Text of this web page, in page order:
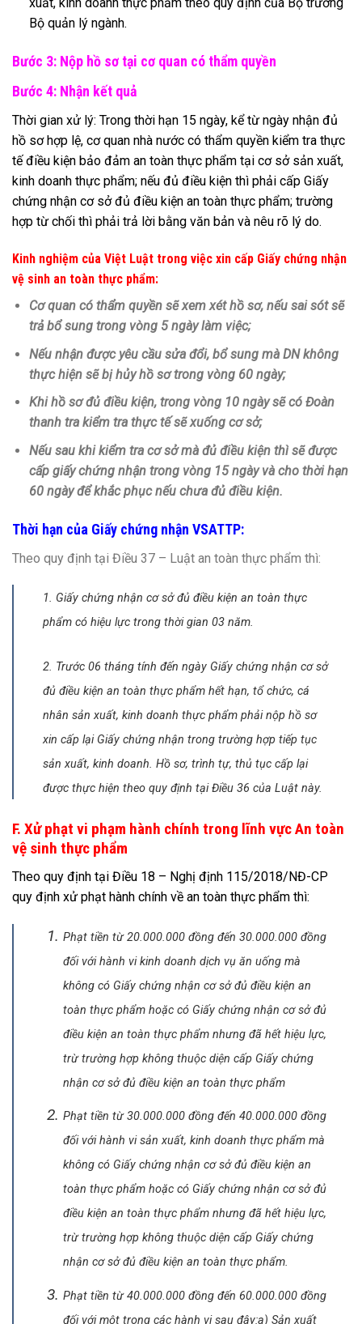
xuất, kinh doanh thực phẩm theo quy định của Bộ trưởng
Bộ quản lý ngành.
Bước 3: Nộp hồ sơ tại cơ quan có thẩm quyền
Bước 4: Nhận kết quả
Thời gian xử lý: Trong thời hạn 15 ngày, kể từ ngày nhận đủ
hồ sơ hợp lệ, cơ quan nhà nước có thẩm quyền kiểm tra thực
tế điều kiện bảo đảm an toàn thực phẩm tại cơ sở sản xuất,
kinh doanh thực phẩm; nếu đủ điều kiện thì phải cấp Giấy
chứng nhận cơ sở đủ điều kiện an toàn thực phẩm; trường
hợp từ chối thì phải trả lời bằng văn bản và nêu rõ lý do.
Kinh nghiệm của Việt Luật trong việc xin cấp Giấy chứng nhận
vệ sinh an toàn thực phẩm:
Cơ quan có thẩm quyền sẽ xem xét hồ sơ, nếu sai sót sẽ
trả bổ sung trong vòng 5 ngày làm việc;
Nếu nhận được yêu cầu sửa đổi, bổ sung mà DN không
thực hiện sẽ bị hủy hồ sơ trong vòng 60 ngày;
Khi hồ sơ đủ điều kiện, trong vòng 10 ngày sẽ có Đoàn
thanh tra kiểm tra thực tế sẽ xuống cơ sở;
Nếu sau khi kiểm tra cơ sở mà đủ điều kiện thì sẽ được
cấp giấy chứng nhận trong vòng 15 ngày và cho thời hạn
60 ngày để khắc phục nếu chưa đủ điều kiện.
Thời hạn của Giấy chứng nhận VSATTP:
Theo quy định tại Điều 37 – Luật an toàn thực phẩm thì:
1. Giấy chứng nhận cơ sở đủ điều kiện an toàn thực
phẩm có hiệu lực trong thời gian 03 năm.
2. Trước 06 tháng tính đến ngày Giấy chứng nhận cơ sở
đủ điều kiện an toàn thực phẩm hết hạn, tổ chức, cá
nhân sản xuất, kinh doanh thực phẩm phải nộp hồ sơ
xin cấp lại Giấy chứng nhận trong trường hợp tiếp tục
sản xuất, kinh doanh. Hồ sơ, trình tự, thủ tục cấp lại
được thực hiện theo quy định tại Điều 36 của Luật này.
F. Xử phạt vi phạm hành chính trong lĩnh vực An toàn
vệ sinh thực phẩm
Theo quy định tại Điều 18 – Nghị định 115/2018/NĐ-CP
quy định xử phạt hành chính về an toàn thực phẩm thì:
Phạt tiền từ 20.000.000 đồng đến 30.000.000 đồng
đối với hành vi kinh doanh dịch vụ ăn uống mà
không có Giấy chứng nhận cơ sở đủ điều kiện an
toàn thực phẩm hoặc có Giấy chứng nhận cơ sở đủ
điều kiện an toàn thực phẩm nhưng đã hết hiệu lực,
trừ trường hợp không thuộc diện cấp Giấy chứng
nhận cơ sở đủ điều kiện an toàn thực phẩm
Phạt tiền từ 30.000.000 đồng đến 40.000.000 đồng
đối với hành vi sản xuất, kinh doanh thực phẩm mà
không có Giấy chứng nhận cơ sở đủ điều kiện an
toàn thực phẩm hoặc có Giấy chứng nhận cơ sở đủ
điều kiện an toàn thực phẩm nhưng đã hết hiệu lực,
trừ trường hợp không thuộc diện cấp Giấy chứng
nhận cơ sở đủ điều kiện an toàn thực phẩm.
Phạt tiền từ 40.000.000 đồng đến 60.000.000 đồng
đối với một trong các hành vi sau đây:a) Sản xuất